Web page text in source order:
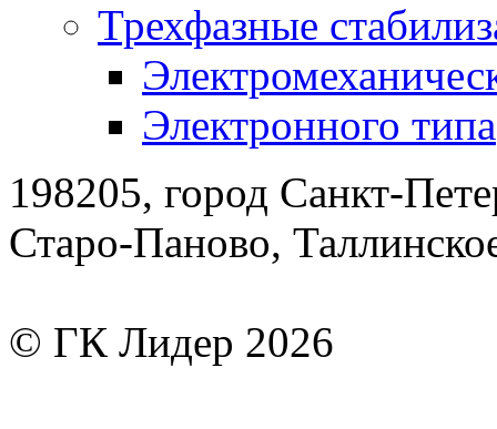
Трехфазные
Электронного типа
198205, город Санкт-
Старо-Паново,
© ГК Лидер 2026